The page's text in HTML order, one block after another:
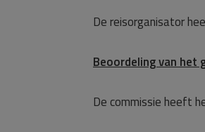
De reisorganisator
Beoordeling van het
De commissie heeft